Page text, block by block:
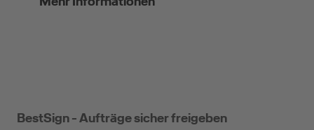
BestSign - Aufträge sicher freigeben